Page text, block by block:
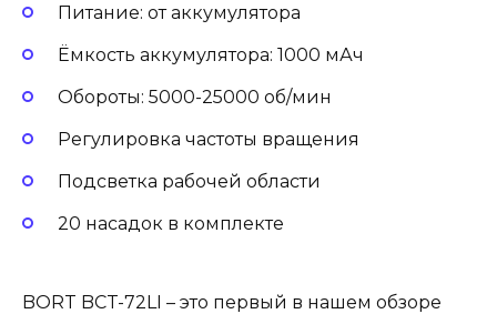
Питание: от аккумулятора
Ёмкость аккумулятора: 1000 мАч
Обороты: 5000-25000 об/мин
Регулировка частоты вращения
Подсветка рабочей области
20 насадок в комплекте
BORT BCT-72LI – это первый в нашем обзоре